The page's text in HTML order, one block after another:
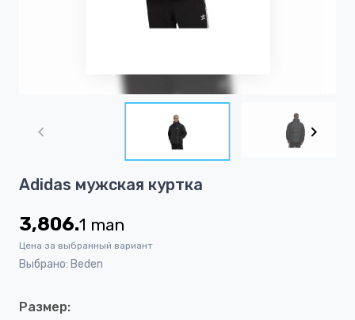
1
3
Adidas мужская куртка
3,806.1 man
Цена за выбранный вариант
Выбрано: Beden
Размер: